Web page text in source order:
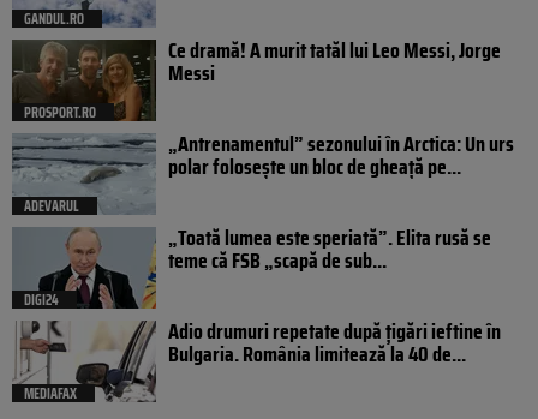
GANDUL.RO
PROSPORT.RO
Ce dramă! A murit tatăl lui Leo Messi, Jorge
Messi
ADEVARUL
„Antrenamentul” sezonului în Arctica: Un urs
polar folosește un bloc de gheață pe...
DIGI24
„Toată lumea este speriată”. Elita rusă se
teme că FSB „scapă de sub...
MEDIAFAX
Adio drumuri repetate după țigări ieftine în
Bulgaria. România limitează la 40 de...